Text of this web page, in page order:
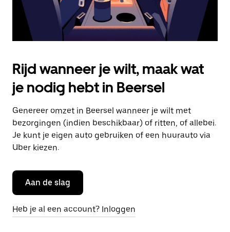
Rijd wanneer je wilt, maak wat
je nodig hebt in Beersel
Genereer omzet in Beersel wanneer je wilt met
bezorgingen (indien beschikbaar) of ritten, of allebei.
Je kunt je eigen auto gebruiken of een huurauto via
Uber kiezen.
Aan de slag
Heb je al een account? Inloggen